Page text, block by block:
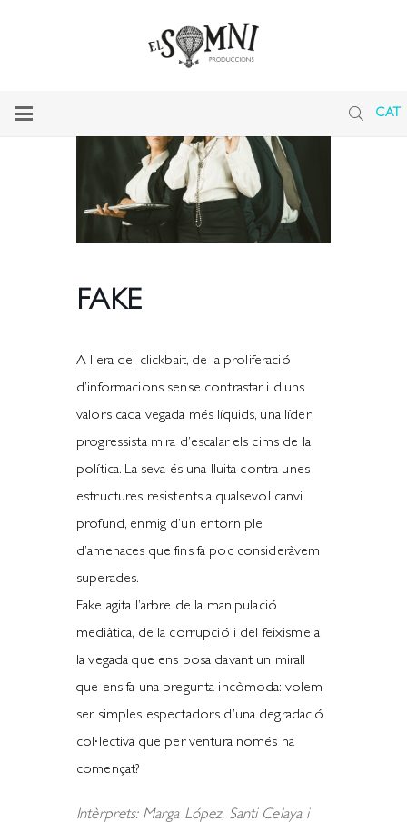
CAT
FAKE
A l’era del clickbait, de la proliferació
d’informacions sense contrastar i d’uns
valors cada vegada més líquids, una líder
progressista mira d’escalar els cims de la
política. La seva és una lluita contra unes
estructures resistents a qualsevol canvi
profund, enmig d’un entorn ple
d’amenaces que fins fa poc consideràvem
superades.
Fake agita l’arbre de la manipulació
mediàtica, de la corrupció i del feixisme a
la vegada que ens posa davant un mirall
que ens fa una pregunta incòmoda: volem
ser simples espectadors d’una degradació
col·lectiva que per ventura només ha
començat?
Intèrprets: Marga López, Santi Celaya i